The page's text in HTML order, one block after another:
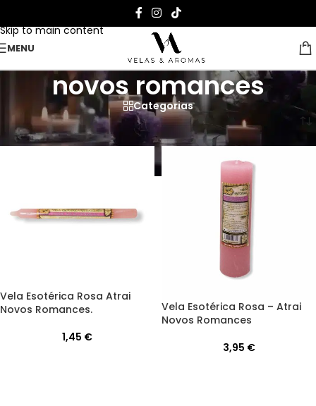
Skip to main content
MENU
novos romances
Categorias
Página Inicial>novos romances
Vela Esotérica Rosa Atrai
Novos Romances.
1,45 €
Vela Esotérica Rosa – Atrai
Novos Romances
3,95 €